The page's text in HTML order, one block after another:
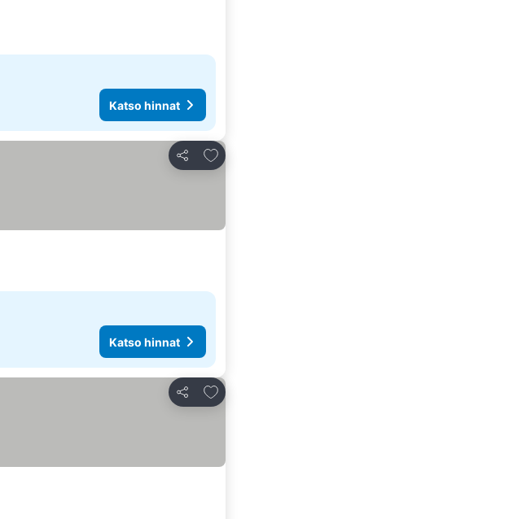
Katso hinnat
Jaa
Lisää suosikkeihin
Katso hinnat
Jaa
Lisää suosikkeihin